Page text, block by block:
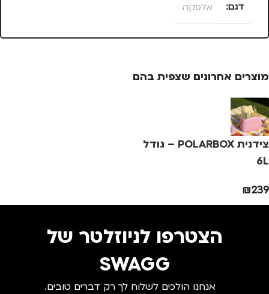
דגם אלפקה
מוצרים אחרונים שצפית בהם
צידנית POLARBOX – גודל
6L
₪239
הצטרפו לניוזלטר של
SWAGG
אנחנו הולכים לשלוח לך רק דברים טובים.